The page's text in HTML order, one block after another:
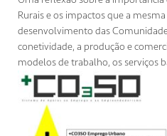
Rurais e os impactos que a
desenvolvimento das
conetividade, a produção e
modelos de trabalho, os serviços